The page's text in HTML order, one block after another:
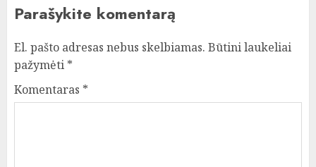
Parašykite komentarą
El. pašto adresas nebus skelbiamas. Būtini laukeliai
pažymėti *
Komentaras *